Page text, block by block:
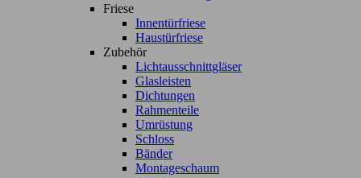
Friese
Innentürfriese
Haustürfriese
Zubehör
Lichtausschnittgläser
Glasleisten
Dichtungen
Rahmenteile
Umrüstung
Schloss
Bänder
Montageschaum